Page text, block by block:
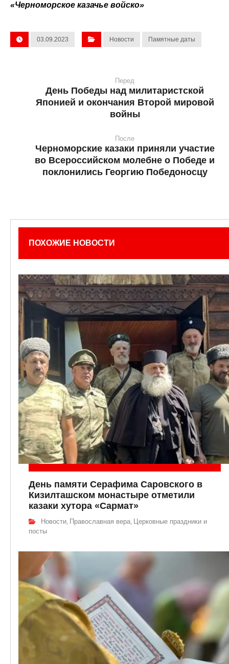
«Черноморское казачье войско»
03.09.2023 Новости Памятные даты
Перед
День Победы над милитаристской
Японией и окончания Второй мировой
войны
После
Черноморские казаки приняли участие
во Всероссийском молебне о Победе и
поклонились Георгию Победоносцу
ПОХОЖИЕ НОВОСТИ
День памяти Серафима Саровского в
Кизилташском монастыре отметили
казаки хутора «Сармат»
Новости, Православная вера, Церковные праздники и
посты